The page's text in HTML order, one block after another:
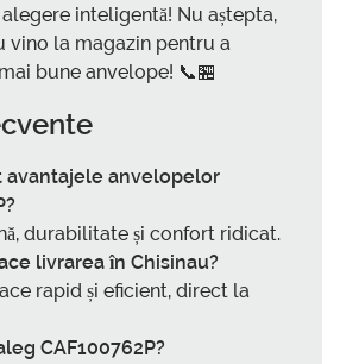
inteligentă! Nu aștepta,
vino la magazin pentru a
bune anvelope! 📞🏪
avantajele anvelopelor
durabilitate și confort ridicat.
livrarea în Chisinau?
rapid și eficient, direct la
CAF100762P?